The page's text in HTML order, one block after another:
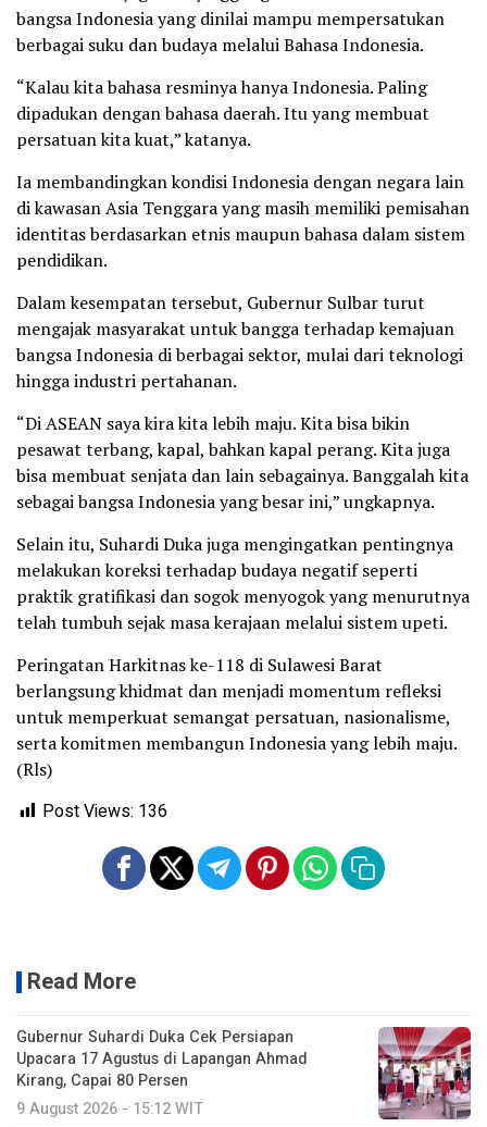
bangsa Indonesia yang dinilai mampu mempersatukan
berbagai suku dan budaya melalui Bahasa Indonesia.
“Kalau kita bahasa resminya hanya Indonesia. Paling
dipadukan dengan bahasa daerah. Itu yang membuat
persatuan kita kuat,” katanya.
Ia membandingkan kondisi Indonesia dengan negara lain
di kawasan Asia Tenggara yang masih memiliki pemisahan
identitas berdasarkan etnis maupun bahasa dalam sistem
pendidikan.
Dalam kesempatan tersebut, Gubernur Sulbar turut
mengajak masyarakat untuk bangga terhadap kemajuan
bangsa Indonesia di berbagai sektor, mulai dari teknologi
hingga industri pertahanan.
“Di ASEAN saya kira kita lebih maju. Kita bisa bikin
pesawat terbang, kapal, bahkan kapal perang. Kita juga
bisa membuat senjata dan lain sebagainya. Banggalah kita
sebagai bangsa Indonesia yang besar ini,” ungkapnya.
Selain itu, Suhardi Duka juga mengingatkan pentingnya
melakukan koreksi terhadap budaya negatif seperti
praktik gratifikasi dan sogok menyogok yang menurutnya
telah tumbuh sejak masa kerajaan melalui sistem upeti.
Peringatan Harkitnas ke-118 di Sulawesi Barat
berlangsung khidmat dan menjadi momentum refleksi
untuk memperkuat semangat persatuan, nasionalisme,
serta komitmen membangun Indonesia yang lebih maju.
(Rls)
Post Views: 136
Read More
Gubernur Suhardi Duka Cek Persiapan
Upacara 17 Agustus di Lapangan Ahmad
Kirang, Capai 80 Persen
9 August 2026 - 15:12 WIT